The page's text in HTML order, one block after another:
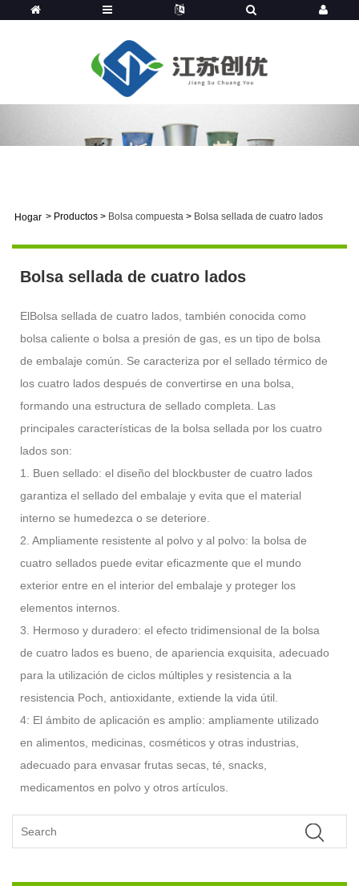
Hogar > Productos > Bolsa compuesta > Bolsa sellada de cuatro lados
Bolsa sellada de cuatro lados
ElBolsa sellada de cuatro lados , también conocida como
bolsa caliente o bolsa a presión de gas, es un tipo de bolsa
de embalaje común. Se caracteriza por el sellado térmico de
los cuatro lados después de convertirse en una bolsa,
formando una estructura de sellado completa. Las
principales características de la bolsa sellada por los cuatro
lados son:
1. Buen sellado: el diseño del blockbuster de cuatro lados
garantiza el sellado del embalaje y evita que el material
interno se humedezca o se deteriore.
2. Ampliamente resistente al polvo y al polvo: la bolsa de
cuatro sellados puede evitar eficazmente que el mundo
exterior entre en el interior del embalaje y proteger los
elementos internos.
3. Hermoso y duradero: el efecto tridimensional de la bolsa
de cuatro lados es bueno, de apariencia exquisita, adecuado
para la utilización de ciclos múltiples y resistencia a la
resistencia Poch, antioxidante, extiende la vida útil.
4: El ámbito de aplicación es amplio: ampliamente utilizado
en alimentos, medicinas, cosméticos y otras industrias,
adecuado para envasar frutas secas, té, snacks,
medicamentos en polvo y otros artículos.